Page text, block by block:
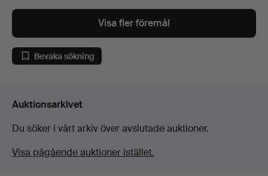
Visa fler föremål
Bevaka sökning
Auktionsarkivet
Du söker i vårt arkiv över avslutade auktioner.
Visa pågående auktioner istället.